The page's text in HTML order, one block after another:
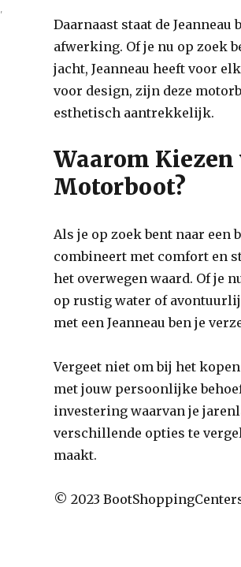
Daarnaast staat de
afwerking. Of je nu op zoek
jacht, Jeanneau heeft voor
voor design, zijn deze
esthetisch aantrekkelijk.
Waarom Kiezen
Motorboot?
Als je op zoek bent naar een
combineert met comfort en
het overwegen waard. Of je
op rustig water of
met een Jeanneau ben je
Vergeet niet om bij het
met jouw persoonlijke
investering waarvan je
verschillende opties te
maakt.
© 2023